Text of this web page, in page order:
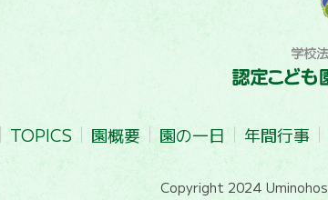
TOPICS 園概要 園の一日 年間行事
Copyright 2024